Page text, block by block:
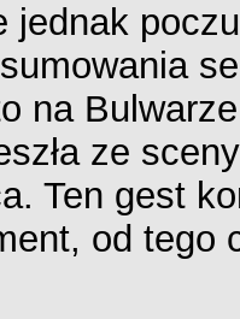
jednak
na
ze
Ten gest
od